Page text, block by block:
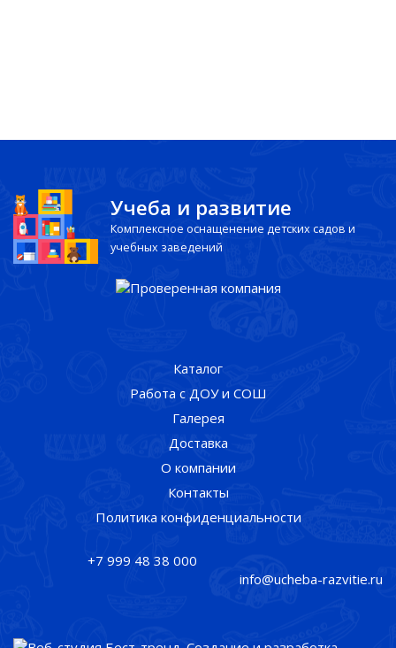
Учеба и развитие
Комплексное оснащенение детских садов и
учебных заведений
Каталог
Работа с ДОУ и СОШ
Галерея
Доставка
О компании
Контакты
Политика конфиденциальности
+7 999 48 38 000
info@ucheba-razvitie.ru